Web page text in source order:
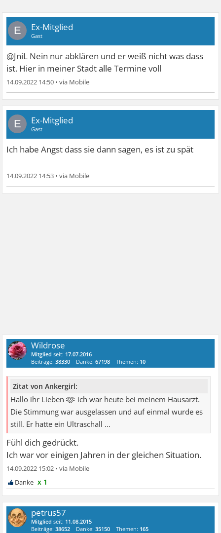
E Ex-Mitglied
Gast
@JniL Nein nur abklären und er weiß nicht was dass
ist. Hier in meiner Stadt alle Termine voll
14.09.2022 14:50 •
E Ex-Mitglied
Gast
Ich habe Angst dass sie dann sagen, es ist zu spät
14.09.2022 14:53 •
Wildrose
Mitglied seit: 17.07.2016
Beiträge:38330 Danke:67198 Themen: 10
Zitat von Ankergirl:
Hallo ihr Lieben🫶 ich war heute bei meinem Hausarzt.
Die Stimmung war ausgelassen und auf einmal wurde es
still. Er hatte ein Ultraschall ...
Fühl dich gedrückt.
Ich war vor einigen Jahren in der gleichen Situation.
14.09.2022 15:02 •
x 1
petrus57
Mitglied seit: 11.08.2015
Beiträge:38652 Danke:35150 Themen: 165